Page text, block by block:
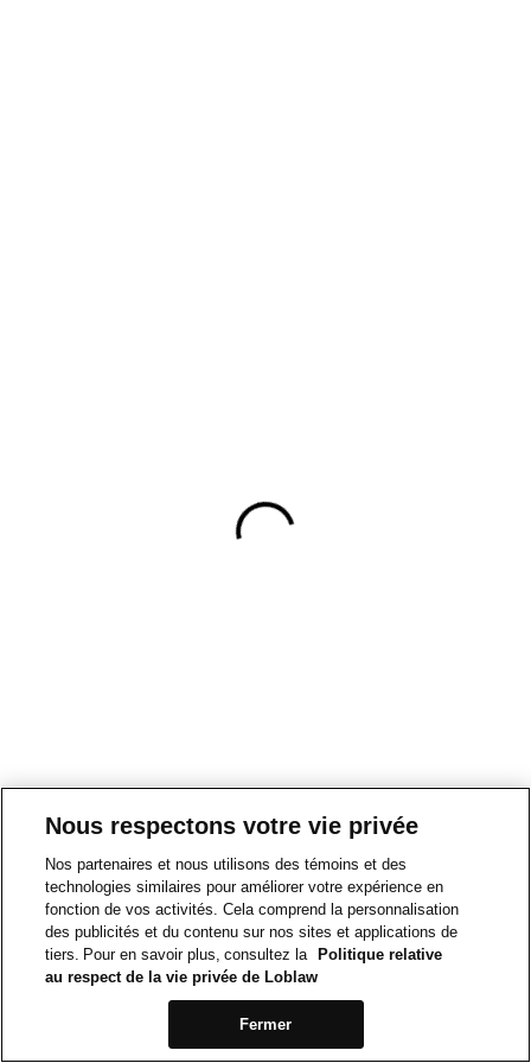
Nous respectons votre vie privée
Nos partenaires et nous utilisons des témoins et des
technologies similaires pour améliorer votre expérience en
fonction de vos activités. Cela comprend la personnalisation
des publicités et du contenu sur nos sites et applications de
tiers. Pour en savoir plus, consultez la
Politique relative
au respect de la vie privée de Loblaw
Fermer